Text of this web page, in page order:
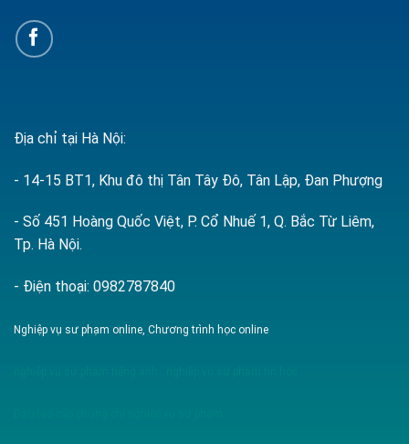
Địa chỉ tại Hà Nội:
- 14-15 BT1, Khu đô thị Tân Tây Đô, Tân Lập, Đan Phượng
- Số 451 Hoàng Quốc Việt, P. Cổ Nhuế 1, Q. Bắc Từ Liêm,
Tp. Hà Nội.
- Điện thoại: 0982787840
Nghiệp vụ sư phạm online, Chương trình học online